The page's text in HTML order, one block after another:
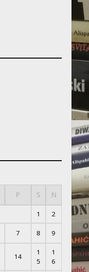
P S N
1 2
7 8 9
14
1
5
1
6